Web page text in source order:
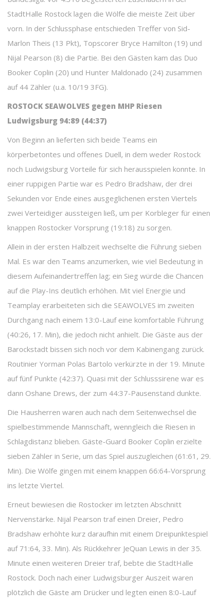
StadtHalle Rostock lagen die Wölfe die meiste Zeit über
vorn. In der Schlussphase entschieden Treffer von Sid-
Marlon Theis (13 Pkt), Topscorer Bryce Hamilton (19) und
Nijal Pearson (8) die Partie. Bei den Gästen kam das Duo
Booker Coplin (20) und Hunter Maldonado (24) zusammen
auf 44 Zähler (u.a. 10/19 3FG).
ROSTOCK SEAWOLVES gegen MHP Riesen
Ludwigsburg 94:89 (44:37)
Von Beginn an lieferten sich beide Teams ein
körperbetontes und offenes Duell, in dem weder Rostock
noch Ludwigsburg Vorteile für sich herausspielen konnte. In
einer ruppigen Partie war es Pedro Bradshaw, der drei
Sekunden vor Ende eines ausgeglichenen ersten Viertels
zwei Verteidiger aussteigen ließ, um per Korbleger für einen
knappen Rostocker Vorsprung (19:18) zu sorgen.
Allein in der ersten Halbzeit wechselte die Führung sieben
Mal. Es war den Teams anzumerken, wie viel Bedeutung in
diesem Aufeinandertreffen lag; ein Sieg würde die Chancen
auf die Play-Ins deutlich erhöhen. Mit viel Energie und
Teamplay erarbeiteten sich die SEAWOLVES im zweiten
Durchgang nach einem 13:0-Lauf eine komfortable Führung
(40:26, 17. Min), die jedoch nicht anhielt. Die Gäste aus der
Barockstadt bissen sich noch vor dem Kabinengang zurück.
Routinier Yorman Polas Bartolo verkürzte in der 19. Minute
auf fünf Punkte (42:37). Quasi mit der Schlusssirene war es
dann Oshane Drews, der zum 44:37-Pausenstand dunkte.
Die Hausherren waren auch nach dem Seitenwechsel die
spielbestimmende Mannschaft, wenngleich die Riesen in
Schlagdistanz blieben. Gäste-Guard Booker Coplin erzielte
sieben Zähler in Serie, um das Spiel auszugleichen (61:61, 29.
Min). Die Wölfe gingen mit einem knappen 66:64-Vorsprung
ins letzte Viertel.
Erneut bewiesen die Rostocker im letzten Abschnitt
Nervenstärke. Nijal Pearson traf einen Dreier, Pedro
Bradshaw erhöhte kurz daraufhin mit einem Dreipunktespiel
auf 71:64, 33. Min). Als Rückkehrer JeQuan Lewis in der 35.
Minute einen weiteren Dreier traf, bebte die StadtHalle
Rostock. Doch nach einer Ludwigsburger Auszeit waren
plötzlich die Gäste am Drücker und legten einen 8:0-Lauf